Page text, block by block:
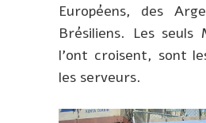
Européens, des
Brésiliens. Les seuls
l’ont croisent, sont
les serveurs.